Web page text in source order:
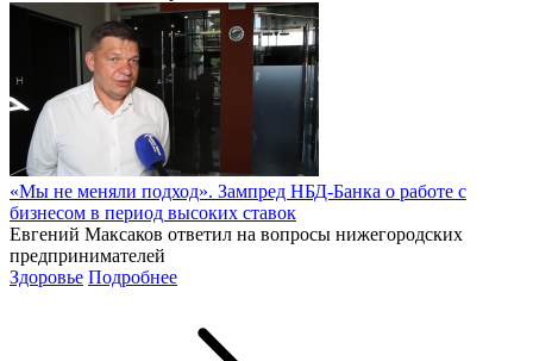
«Мы не меняли подход». Зампред НБД-Банка о работе с
бизнесом в период высоких ставок
Евгений Максаков ответил на вопросы нижегородских
предпринимателей
Здоровье Подробнее